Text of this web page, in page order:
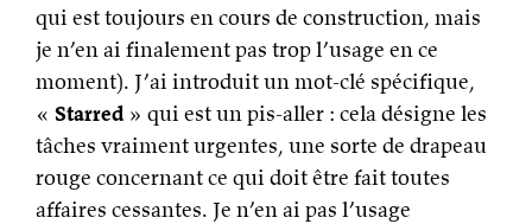
qui est toujours en cours de construction, mais
je n’en ai finalement pas trop l’usage en ce
moment). J’ai introduit un mot-clé spécifique,
« Starred » qui est un pis-aller : cela désigne les
tâches vraiment urgentes, une sorte de drapeau
rouge concernant ce qui doit être fait toutes
affaires cessantes. Je n’en ai pas l’usage